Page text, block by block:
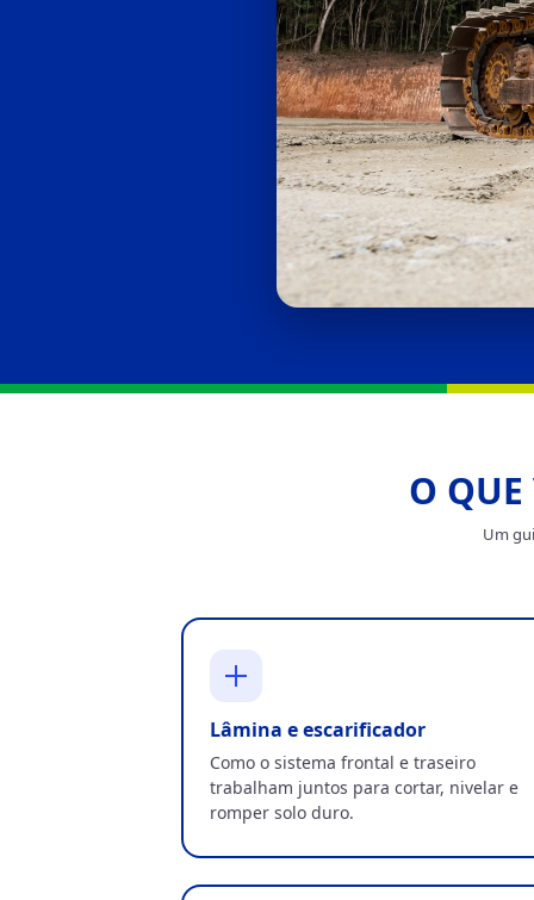
O QUE
Um
Lâmina e escarificador
Como o sistema frontal e traseiro
trabalham juntos para cortar, nivelar e
romper solo duro.